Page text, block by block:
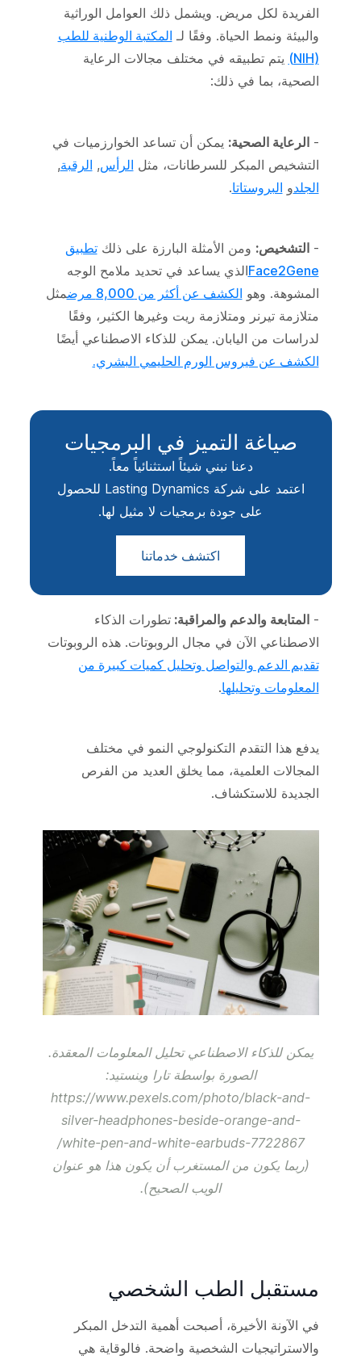
الفريدة لكل مريض. ويشمل ذلك العوامل الوراثية
والبيئة ونمط الحياة. وفقًا لـ المكتبة الوطنية للطب
(NIH)
يتم تطبيقه في مختلف مجالات الرعاية
الصحية، بما في ذلك:
-الرعاية الصحية: يمكن أن تساعد الخوارزميات في
التشخيص المبكر للسرطانات، مثل الرأس, الرقبة,
الجلدو البروستاتا.
-التشخيص: ومن الأمثلة البارزة على ذلكتطبيق
Face2Geneالذي يساعد في تحديد ملامح الوجه
المشوهة. وهو الكشف عن أكثر من 8,000 مرض
مثل
متلازمة تيرنر ومتلازمة ريت وغيرها الكثير، وفقًا
لدراسات من اليابان. يمكن للذكاء الاصطناعي أيضًا
الكشف عن فيروس الورم الحليمي البشري.
صياغة التميز في البرمجيات
دعنا نبني شيئاً استثنائياً معاً.
اعتمد على شركة Lasting Dynamics للحصول
على جودة برمجيات لا مثيل لها.
اكتشف خدماتنا
-المتابعة والدعم والمراقبة:تطورات الذكاء
الاصطناعي الآن في مجال الروبوتات. هذه الروبوتات
تقديم الدعم والتواصل وتحليل كميات كبيرة من
المعلومات وتحليلها.
يدفع هذا التقدم التكنولوجي النمو في مختلف
المجالات العلمية، مما يخلق العديد من الفرص
الجديدة للاستكشاف.
يمكن للذكاء الاصطناعي تحليل المعلومات المعقدة.
الصورة بواسطة تارا وينستيد:
https://www.pexels.com/photo/black-and-
silver-headphones-beside-orange-and-
white-pen-and-white-earbuds-7722867/
(ربما يكون من المستغرب أن يكون هذا هو عنوان
الويب الصحيح).
مستقبل الطب الشخصي
في الآونة الأخيرة، أصبحت أهمية التدخل المبكر
والاستراتيجيات الشخصية واضحة. فالوقاية هي